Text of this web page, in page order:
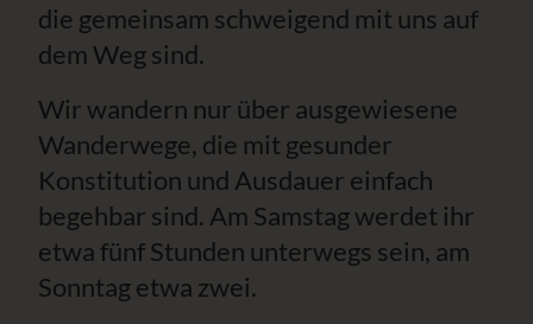
die gemeinsam schweigend mit uns auf
dem Weg sind.
Wir wandern nur über ausgewiesene
Wanderwege, die mit gesunder
Konstitution und Ausdauer einfach
begehbar sind. Am Samstag werdet ihr
etwa fünf Stunden unterwegs sein, am
Sonntag etwa zwei.